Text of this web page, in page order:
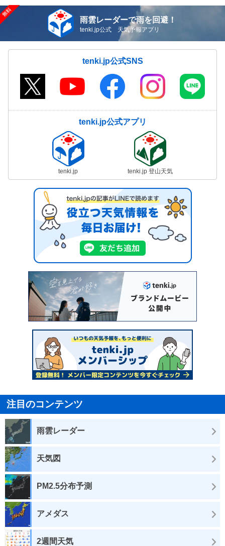
雨雲レーダーで雨を回避！
tenki.jp公式 天気予報アプリ
tenki.jp公式SNS
tenki.jp公式アプリ
tenki.jp tenki.jp 登山天気
注目のコンテンツ
雨雲レーダー
天気図
PM2.5分布予測
アメダス
2週間天気